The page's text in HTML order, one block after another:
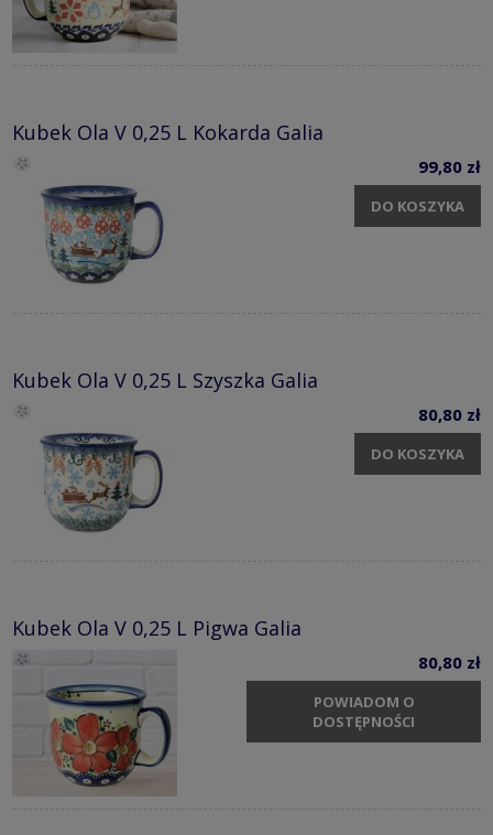
Kubek Ola V 0,25 L Kokarda Galia
99,80 zł
DO KOSZYKA
Kubek Ola V 0,25 L Szyszka Galia
80,80 zł
DO KOSZYKA
Kubek Ola V 0,25 L Pigwa Galia
80,80 zł
POWIADOM O
DOSTĘPNOŚCI